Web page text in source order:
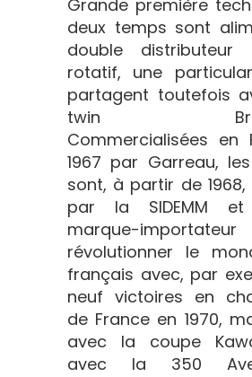
Grande première
deux temps sont
double
rotatif, une
partagent toutefois
twin
Commercialisées en
1967 par Garreau,
sont, à partir de
par la SIDEMM
marque-
révolutionner le
français avec, par
neuf victoires en
de France en 1970,
avec la coupe
avec la 350